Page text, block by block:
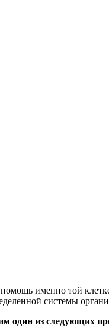
именно той
системы
один из следующих